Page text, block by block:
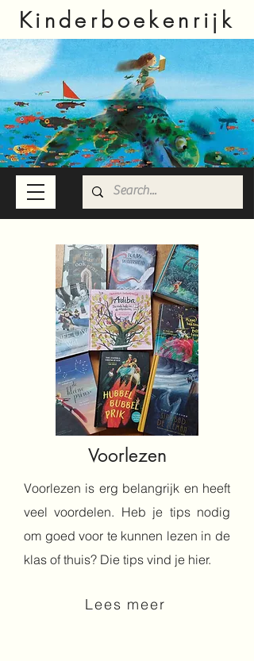
Kinderboekenrijk
Voorlezen
Voorlezen is erg belangrijk en heeft
veel voordelen. Heb je tips nodig
om goed voor te kunnen lezen in de
klas of thuis? Die tips vind je hier.
Lees meer